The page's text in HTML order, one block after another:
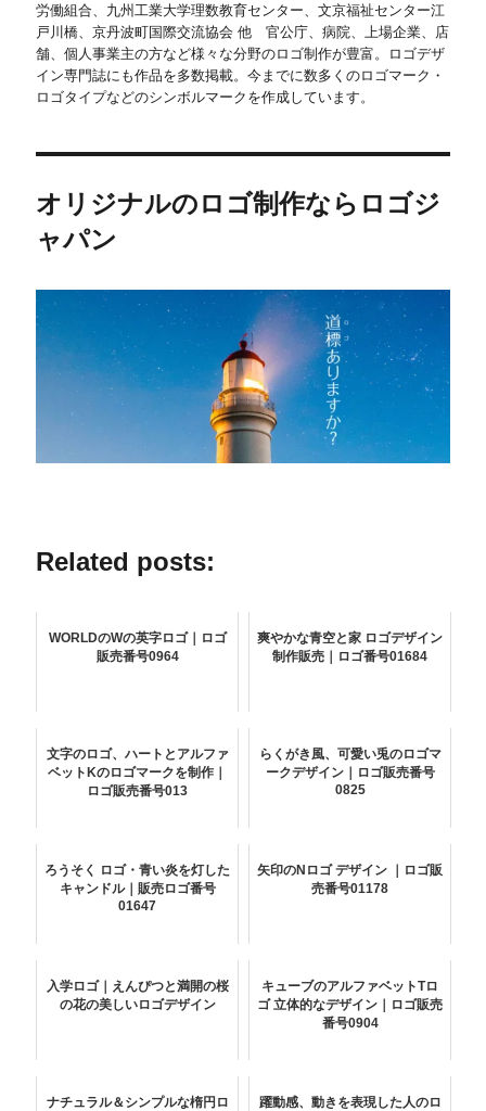
労働組合、九州工業大学理数教育センター、文京福祉センター江
戸川橋、京丹波町国際交流協会 他 官公庁、病院、上場企業、店
舗、個人事業主の方など様々な分野のロゴ制作が豊富。ロゴデザ
イン専門誌にも作品を多数掲載。今までに数多くのロゴマーク・
ロゴタイプなどのシンボルマークを作成しています。
オリジナルのロゴ制作ならロゴジ
ャパン
Related posts:
WORLDのWの英字ロゴ｜ロゴ
販売番号0964
爽やかな青空と家 ロゴデザイン
制作販売｜ロゴ番号01684
文字のロゴ、ハートとアルファ
ベットKのロゴマークを制作｜
ロゴ販売番号013
らくがき風、可愛い兎のロゴマ
ークデザイン｜ロゴ販売番号
0825
ろうそく ロゴ・青い炎を灯した
キャンドル｜販売ロゴ番号
01647
矢印のNロゴ デザイン ｜ロゴ販
売番号01178
入学ロゴ｜えんぴつと満開の桜
の花の美しいロゴデザイン
キューブのアルファベットTロ
ゴ 立体的なデザイン｜ロゴ販売
番号0904
ナチュラル＆シンプルな楕円ロ
躍動感、動きを表現した人のロ